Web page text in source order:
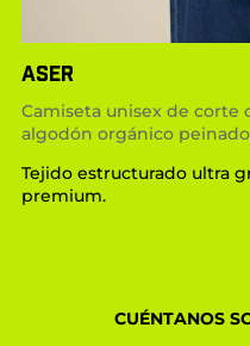
ASER
Camiseta unisex de corte
algodón orgánico
Tejido estructurado ultra
premium.
CUÉNTANOS